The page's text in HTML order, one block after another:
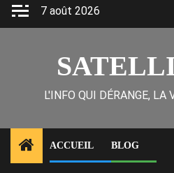
Skip
7 août 2026
L'INFO QUI DÉRANGE, LA
ACCUEIL BLOG